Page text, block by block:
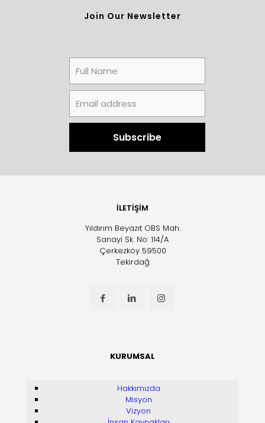
Join Our Newsletter
İLETİŞİM
Yıldırım Beyazıt OBS Mah.
Sanayi Sk. No: 114/A
Çerkezköy 59500
Tekirdağ
KURUMSAL
Hakkımızda
Misyon
Vizyon